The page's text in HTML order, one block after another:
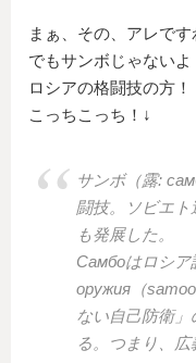
まぁ、その、アレです
でもサンボじゃない
ロシアの格闘技の方！
こっちこっち！↓
サンボ（露:
闘技。ソビエ
も発展した。
Самбоはロシア
оружия（
ない自己防衛
る。つまり、広